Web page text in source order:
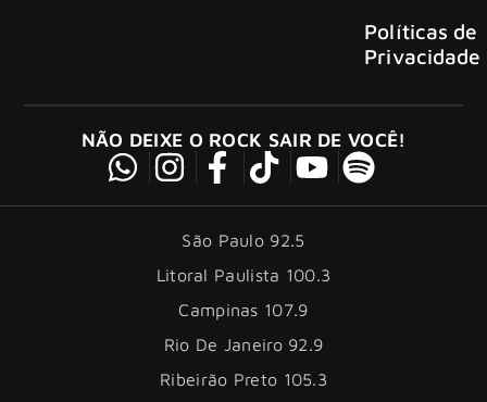
Políticas de
Privacidade
NÃO DEIXE O ROCK SAIR DE VOCÊ!
São Paulo 92.5
Litoral Paulista 100.3
Campinas 107.9
Rio De Janeiro 92.9
Ribeirão Preto 105.3